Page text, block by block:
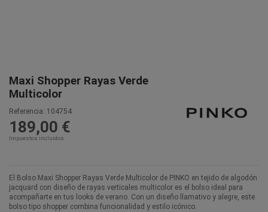
Maxi Shopper Rayas Verde
Multicolor
Referencia: 104754
189,00 €
Impuestos incluidos
El Bolso Maxi Shopper Rayas Verde Multicolor de PINKO en tejido de algodón
jacquard con diseño de rayas verticales multicolor es el bolso ideal para
acompañarte en tus looks de verano. Con un diseño llamativo y alegre, este
bolso tipo shopper combina funcionalidad y estilo icónico.